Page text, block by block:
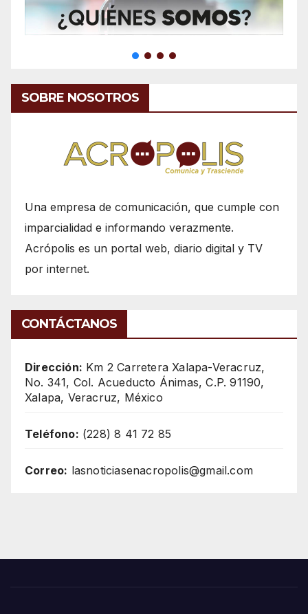
SOBRE NOSOTROS
Una empresa de comunicación, que cumple con
imparcialidad e informando verazmente.
Acrópolis es un portal web, diario digital y TV
por internet.
CONTÁCTANOS
Dirección: Km 2 Carretera Xalapa-Veracruz,
No. 341, Col. Acueducto Ánimas, C.P. 91190,
Xalapa, Veracruz, México
Teléfono: (228) 8 41 72 85
Correo: lasnoticiasenacropolis@gmail.com